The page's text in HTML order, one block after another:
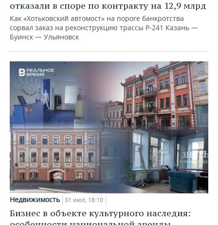
отказали в споре по контракту на 12,9 млрд
Как «Хотьковский автомост» на пороге банкротства
сорвал заказ на реконструкцию трассы Р‑241 Казань —
Буинск — Ульяновск
Недвижимость 31 июл, 18:10
Бизнес в объекте культурного наследия: